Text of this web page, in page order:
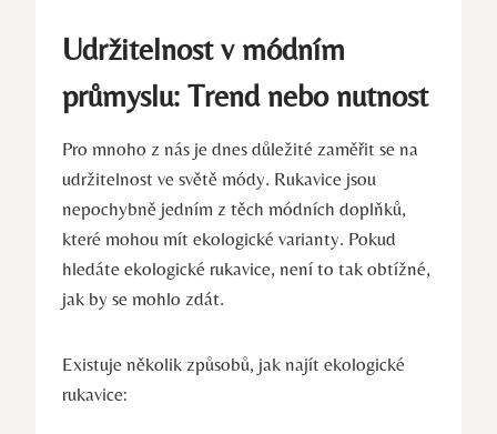
Udržitelnost v módním
⁢průmyslu: Trend nebo nutnost
Pro mnoho ‍z nás je dnes důležité zaměřit se na
udržitelnost ve světě ⁤módy. Rukavice jsou
nepochybně jedním ⁤z⁣ těch ​módních doplňků,
které mohou ‍mít ekologické varianty. Pokud
hledáte ekologické rukavice, není to tak obtížné,
jak by se mohlo zdát.
Existuje několik způsobů, jak najít ‍ekologické
rukavice: